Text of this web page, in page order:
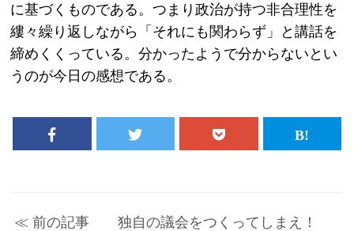
に基づくものである。つまり政治が持つ非合理性を
縷々繰り返しながら「それにも関わらず」と講話を
締めくくっている。分かったようで分からないとい
うのが今日の感想である。
≪ 前の記事 独自の議会をつくってしまえ！